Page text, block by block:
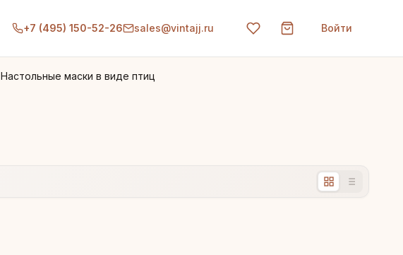
+7 (495) 150-52-26 sales@vintajj.ru Войти
Настольные маски в виде птиц